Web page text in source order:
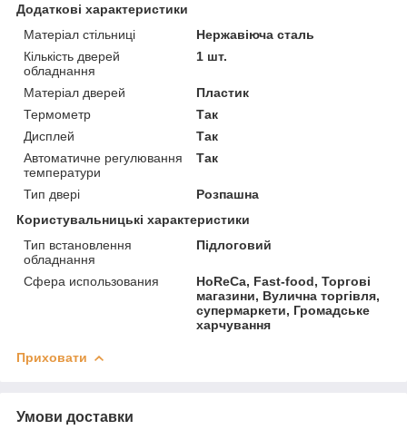
Додаткові характеристики
Матеріал стільниці
Нержавіюча сталь
Кількість дверей
обладнання
1 шт.
Матеріал дверей
Пластик
Термометр
Так
Дисплей
Так
Автоматичне регулювання
температури
Так
Тип двері
Розпашна
Користувальницькі характеристики
Тип встановлення
обладнання
Підлоговий
Сфера использования
HoReCa, Fast-food, Торгові
магазини, Вулична торгівля,
супермаркети, Громадське
харчування
Приховати
Умови доставки